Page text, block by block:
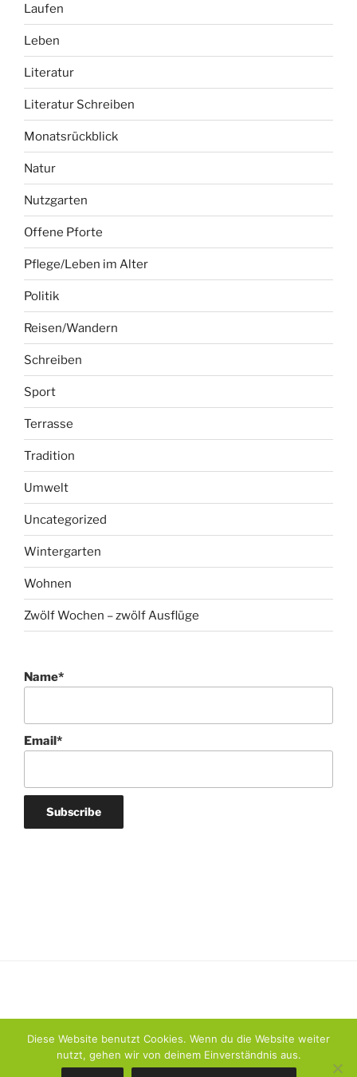
Laufen
Leben
Literatur
Literatur Schreiben
Monatsrückblick
Natur
Nutzgarten
Offene Pforte
Pflege/Leben im Alter
Politik
Reisen/Wandern
Schreiben
Sport
Terrasse
Tradition
Umwelt
Uncategorized
Wintergarten
Wohnen
Zwölf Wochen – zwölf Ausflüge
Name*
Email*
Diese Website benutzt Cookies. Wenn du die Website weiter
nutzt, gehen wir von deinem Einverständnis aus.